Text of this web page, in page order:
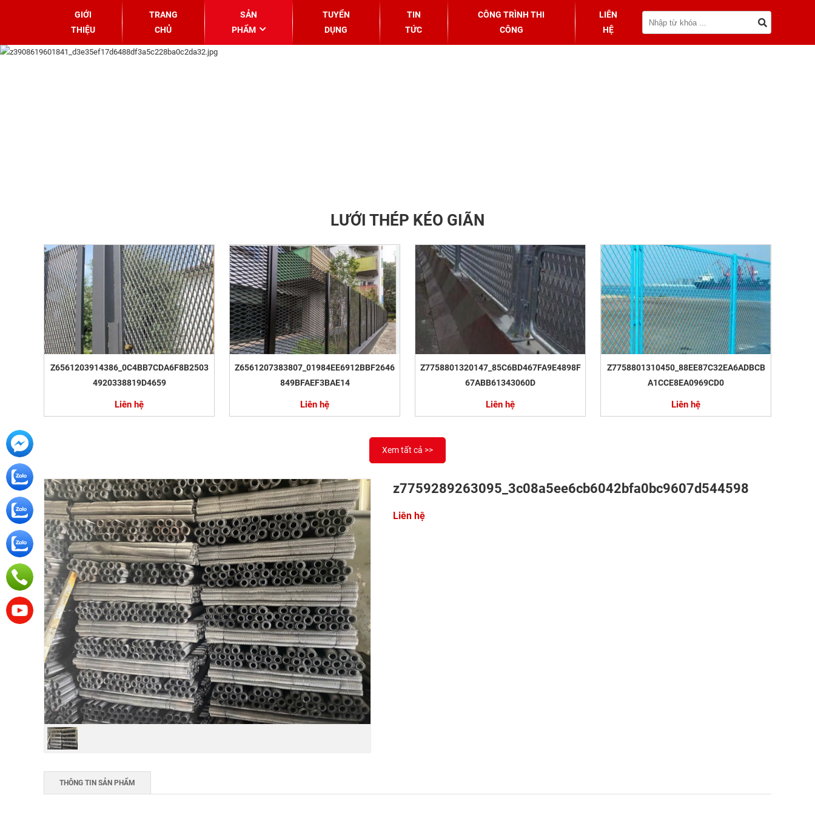
GIỚI
THIỆU
TRANG
CHỦ
SẢN
PHẨM
TUYỂN
DỤNG
TIN
TỨC
CÔNG TRÌNH THI
CÔNG
LIÊN
HỆ
LƯỚI THÉP KÉO GIÃN
Z6561203914386_0C4BB7CDA6F8B2503
4920338819D4659
Liên hệ
Z6561207383807_01984EE6912BBF2646
849BFAEF3BAE14
Liên hệ
Z7758801320147_85C6BD467FA9E4898F
67ABB61343060D
Liên hệ
Z7758801310450_88EE87C32EA6ADBCB
A1CCE8EA0969CD0
Liên hệ
Xem tất cả >>
z7759289263095_3c08a5ee6cb6042bfa0bc9607d544598
Liên hệ
THÔNG TIN SẢN PHẨM